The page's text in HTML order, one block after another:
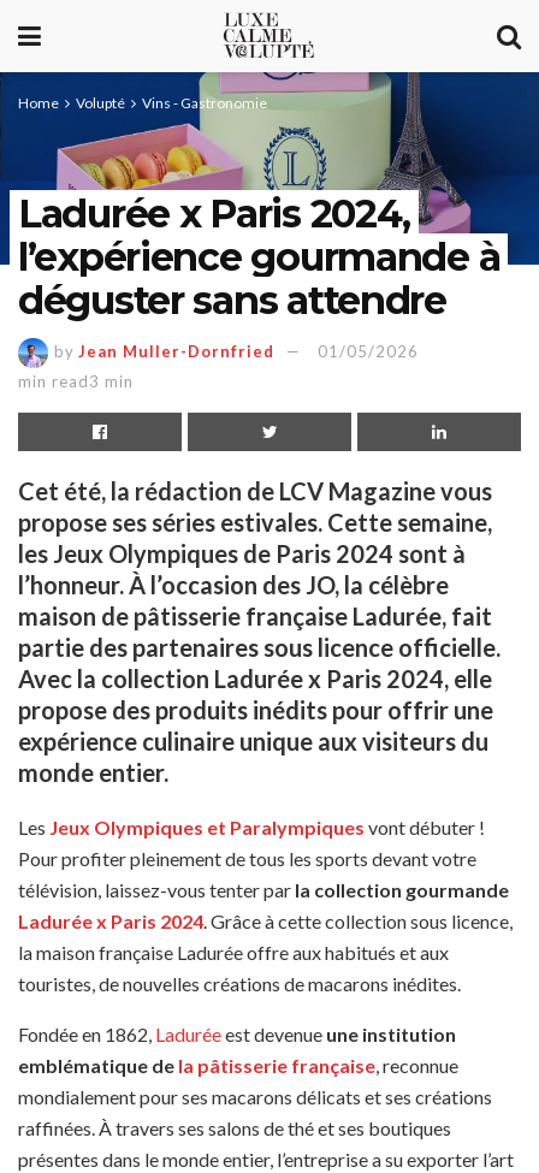
Home Volupté Vins - Gastronomie
Ladurée x Paris 2024,
l’expérience gourmande à
déguster sans attendre
by Jean Muller-Dornfried
01/05/2026
min read3 min
Cet été, la rédaction de LCV Magazine vous
propose ses séries estivales. Cette semaine,
les Jeux Olympiques de Paris 2024 sont à
l’honneur.À l’occasion des JO, la célèbre
maison de pâtisserie française Ladurée, fait
partie des partenaires sous licence officielle.
Avec la collection Ladurée x Paris 2024, elle
propose des produits inédits pour offrir une
expérience culinaire unique aux visiteurs du
monde entier.
Les Jeux Olympiques et Paralympiques vont débuter !
Pour profiter pleinement de tous les sports devant votre
télévision, laissez-vous tenter par la collection gourmande
Ladurée x Paris 2024. Grâce à cette collection sous licence,
la maison française Ladurée offre aux habitués et aux
touristes, de nouvelles créations de macarons inédites.
Fondée en 1862, Laduréeest devenue une institution
emblématique de la pâtisserie française, reconnue
mondialement pour ses macarons délicats et ses créations
raffinées. À travers ses salons de thé et ses boutiques
présentes dans le monde entier, l’entreprise a su exporter l’art